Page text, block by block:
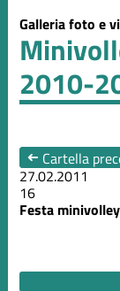
Galleria foto e
2010-
➜ Cartella
27.02.2011
16
Festa minivolley